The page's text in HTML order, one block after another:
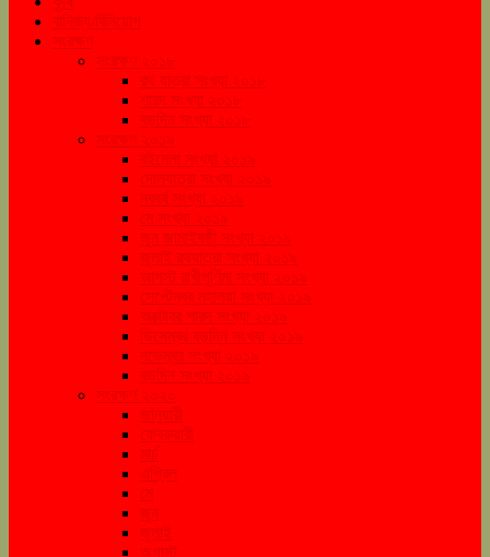
বানিজ্য/বিনিয়োগ
সংরক্ষণ
সংরক্ষণ ২০১৮
রথ যাত্রা সংখ্যা ২০১৮
শারদ সংখ্যা ২০১৮
বড়দিন সংখ্যা ২০১৮
সংরক্ষণ ২০১৯
বইমেলা সংখ্যা ২০১৯
দোলযাত্রা সংখ্যা ২০১৯
নববর্ষ সংখ্যা ২০১৯
মে সংখ্যা ২০১৯
জুন জামাইষষ্ঠী সংখ্যা ২০১৯
জুলাই রথযাত্রা সংখ্যা ২০১৯
আগস্ট রাখীপূর্ণিমা সংখ্যা ২০১৯
সেপ্টেম্বর মহালয়া সংখ্যা ২০১৯
অক্টোবর শারদ সংখ্যা ২০১৯
ডিসেম্বর বড়দিন সংখ্যা ২০১৯
নভেম্বর সংখ্যা ২০১৯
বড়দিন সংখ্যা ২০১৯
সংরক্ষণ ২০২০
জানুয়ারী
ফেব্রুয়ারী
মার্চ
এপ্রিল
মে
জুন
জুলাই
অগাস্ট